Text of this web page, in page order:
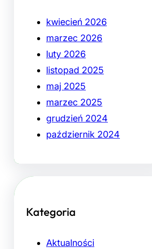
kwiecień 2026
marzec 2026
luty 2026
listopad 2025
maj 2025
marzec 2025
grudzień 2024
październik 2024
Kategoria
Aktualności